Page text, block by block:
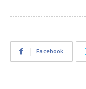
Facebook